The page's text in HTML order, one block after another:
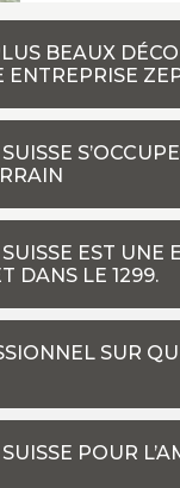
BEAUX
ENTREPRISE
EST UNE
DANS LE 1299.
SUR
POUR